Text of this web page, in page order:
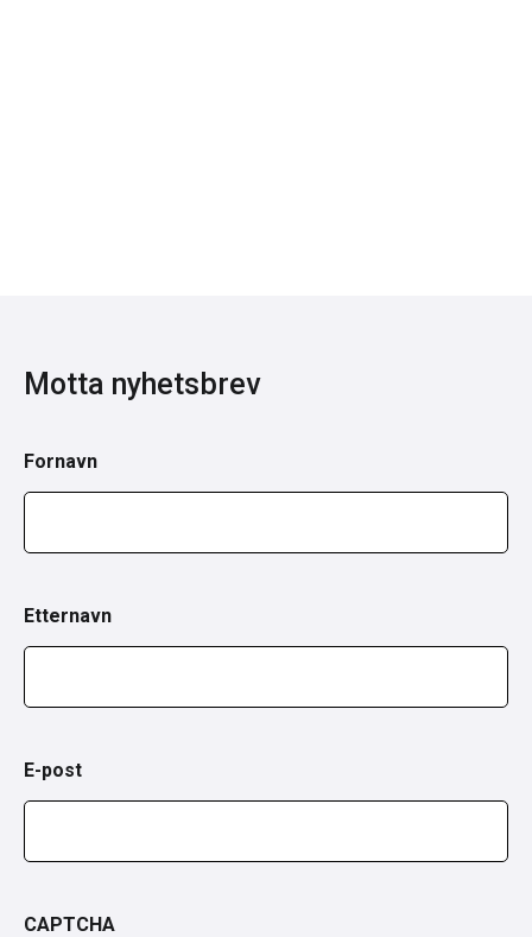
Motta nyhetsbrev
Fornavn
Etternavn
E-post
CAPTCHA